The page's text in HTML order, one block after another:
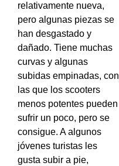
relativamente nueva,
pero algunas piezas se
han desgastado y
dañado. Tiene muchas
curvas y algunas
subidas empinadas, con
las que los scooters
menos potentes pueden
sufrir un poco, pero se
consigue. A algunos
jóvenes turistas les
gusta subir a pie,